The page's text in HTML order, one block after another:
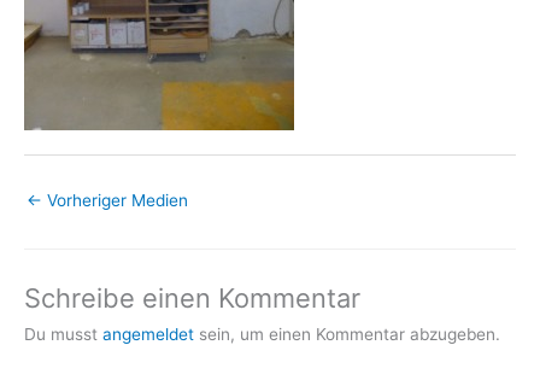
← Vorheriger Medien
Schreibe einen Kommentar
Du musst angemeldet sein, um einen Kommentar abzugeben.